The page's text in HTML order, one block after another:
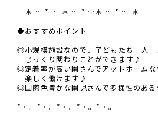
＊ … * … ＊ … * …＊ … * … ＊
◆おすすめポイント
◎小規模施設なので、子どもたち一人一
じっくり関わりことができます♪
◎定着率が高い園さんでアットホームな
楽しく働けます♪
◎国際色豊かな園児さんで多様性のある
*・。*・。*・。*・。*・。